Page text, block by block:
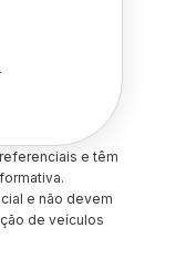
e têm
e não devem
de veículos